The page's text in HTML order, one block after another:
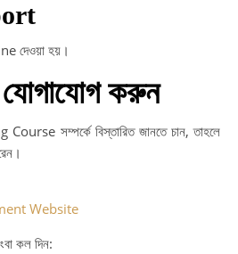
দেওয়া হয়।
যোগাযোগ করুন
সম্পর্কে বিস্তারিত জানতে চান, তাহলে
Website
কল দিন: